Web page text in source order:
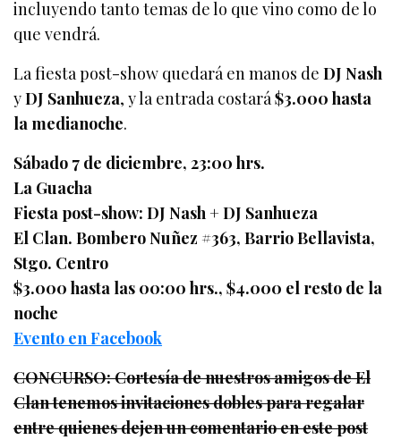
incluyendo tanto temas de lo que vino como de lo
que vendrá.
La fiesta post-show quedará en manos deDJ Nash
yDJ Sanhueza, y la entrada costará$3.000 hasta
la medianoche.
Sábado 7 de diciembre, 23:00 hrs.
La Guacha
Fiesta post-show: DJ Nash + DJ Sanhueza
El Clan. Bombero Nuñez #363, Barrio Bellavista,
Stgo. Centro
$3.000 hasta las 00:00 hrs., $4.000 el resto de la
noche
Evento en Facebook
CONCURSO: Cortesía de nuestros amigos de El
Clan tenemos invitaciones dobles para regalar
entre quienes dejen un comentario en este post